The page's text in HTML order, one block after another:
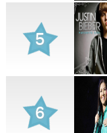
5
6